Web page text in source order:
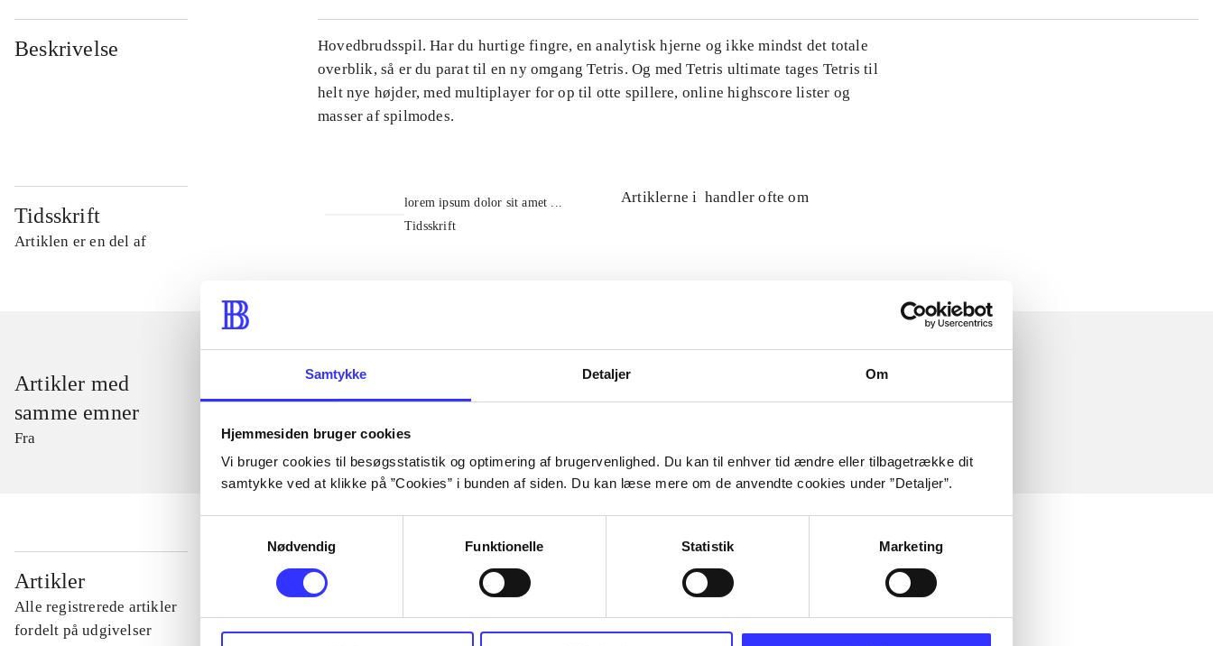
Samtykke Detaljer Om
Hjemmesiden bruger cookies
Vi bruger cookies til besøgsstatistik og optimering af brugervenlighed. Du kan til enhver tid ændre eller tilbagetrække dit
samtykke ved at klikke på ”Cookies” i bunden af siden. Du kan læse mere om de anvendte cookies under ”Detaljer”.
Nødvendig
Funktionelle Statistik Marketing
Beskrivelse
Hovedbrudsspil. Har du hurtige fingre, en analytisk hjerne og ikke mindst det totale
overblik, så er du parat til en ny omgang Tetris. Og med Tetris ultimate tages Tetris til
helt nye højder, med multiplayer for op til otte spillere, online highscore lister og
masser af spilmodes.
Tidsskrift
Artiklen er en del af
lorem ipsum dolor sit amet ...
Tidsskrift
Artiklerne i handler ofte om
Artikler med
samme emner
Fra
Artikler
Alle registrerede artikler
fordelt på udgivelser
...